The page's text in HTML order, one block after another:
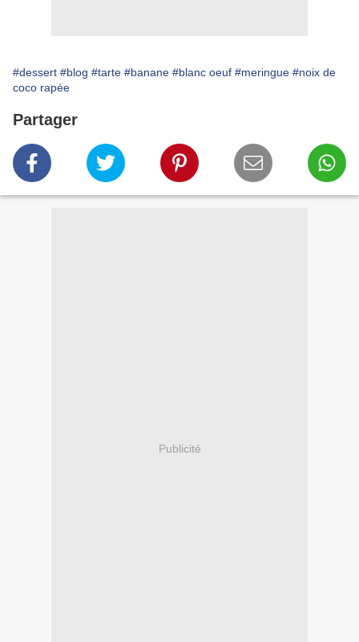
#dessert #blog #tarte #banane #blanc oeuf #meringue #noix de
coco rapée
Partager
Publicité